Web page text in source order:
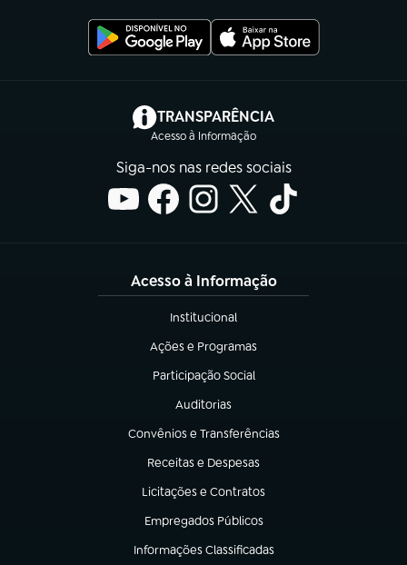
TRANSPARÊNCIA
Acesso à Informação
(abre em nova aba)
Siga-nos nas redes sociais
Acesso à Informação
Institucional
(abre em nova aba)
Ações e Programas
(abre em nova aba)
Participação Social
(abre em nova aba)
Auditorias
(abre em nova aba)
Convênios e Transferências
(abre em nova aba)
Receitas e Despesas
(abre em nova aba)
Licitações e Contratos
(abre em nova aba)
Empregados Públicos
(abre em nova aba)
Informações Classificadas
(abre em nova aba)